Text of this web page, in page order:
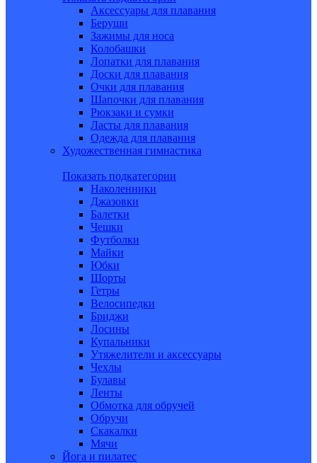
Аксессуары для плавания
Беруши
Зажимы для носа
Колобашки
Лопатки для плавания
Доски для плавания
Очки для плавания
Шапочки для плавания
Рюкзаки и сумки
Ласты для плавания
Одежда для плавания
Художественная гимнастика
Показать подкатегории
Наколенники
Джазовки
Балетки
Чешки
Футболки
Майки
Юбки
Шорты
Гетры
Велосипедки
Бриджи
Лосины
Купальники
Утяжелители и аксессуары
Чехлы
Булавы
Ленты
Обмотка для обручей
Обручи
Скакалки
Мячи
Йога и пилатес